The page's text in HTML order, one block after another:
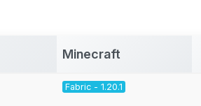
Minecraft
Fabric - 1.20.1